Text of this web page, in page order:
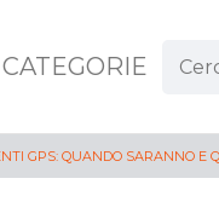
CATEGORIE
GPS: QUANDO SARANNO E